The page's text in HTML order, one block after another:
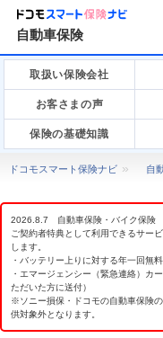
自動車保険
取扱い保険会社
お客さまの声
保険の基礎知識
ドコモスマート保険ナビ 自
2026.8.7 自動車保険・バイク保険
ご契約者特典として利用できるサー
します。
・バッテリー上りに対する年一回無
・エマージェンシー（緊急連絡）カ
ただいた方に送付）
※ソニー損保・ドコモの自動車保険
供対象外となります。